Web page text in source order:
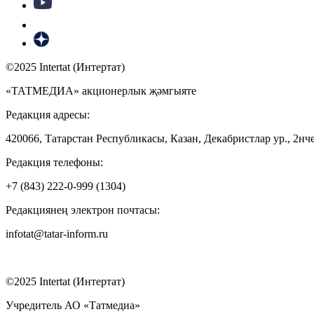
©2025 Intertat (Интертат)
«ТАТМЕДИА» акционерлык җәмгыяте
Редакция адресы:
420066, Татарстан Республикасы, Казан, Декабристлар ур.,
Редакция телефоны:
+7 (843) 222-0-999 (1304)
Редакциянең электрон почтасы:
infotat@tatar-inform.ru
©2025 Intertat (Интертат)
Учредитель АО «Татмедиа»